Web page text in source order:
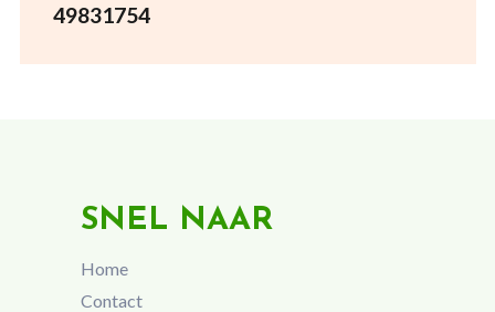
49831754
SNEL NAAR
Home
Contact